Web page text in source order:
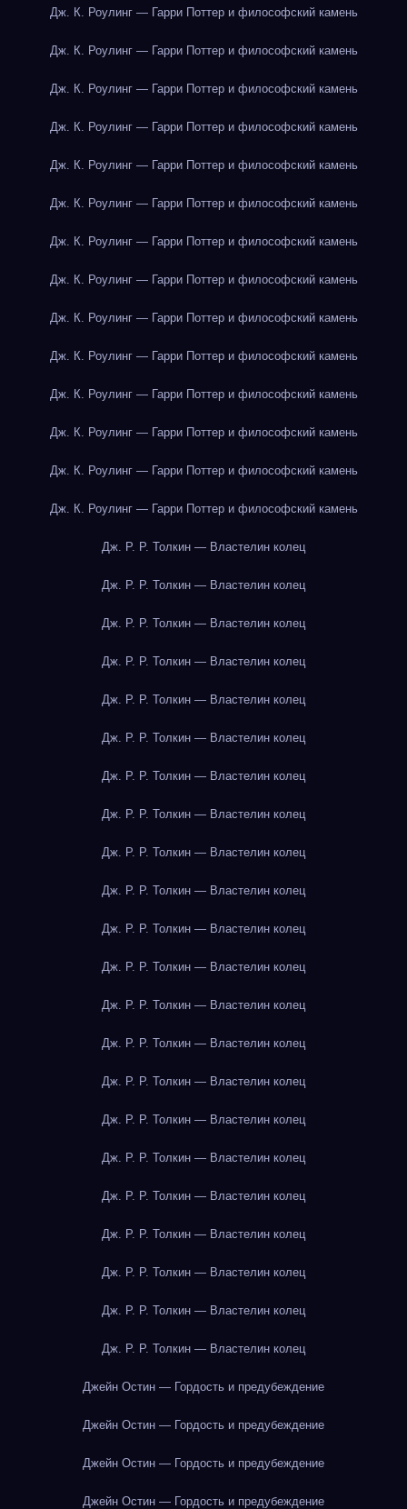
Дж. К. Роулинг — Гарри Поттер и философский камень
Дж. К. Роулинг — Гарри Поттер и философский камень
Дж. К. Роулинг — Гарри Поттер и философский камень
Дж. К. Роулинг — Гарри Поттер и философский камень
Дж. К. Роулинг — Гарри Поттер и философский камень
Дж. К. Роулинг — Гарри Поттер и философский камень
Дж. К. Роулинг — Гарри Поттер и философский камень
Дж. К. Роулинг — Гарри Поттер и философский камень
Дж. К. Роулинг — Гарри Поттер и философский камень
Дж. К. Роулинг — Гарри Поттер и философский камень
Дж. К. Роулинг — Гарри Поттер и философский камень
Дж. К. Роулинг — Гарри Поттер и философский камень
Дж. К. Роулинг — Гарри Поттер и философский камень
Дж. К. Роулинг — Гарри Поттер и философский камень
Дж. Р. Р. Толкин — Властелин колец
Дж. Р. Р. Толкин — Властелин колец
Дж. Р. Р. Толкин — Властелин колец
Дж. Р. Р. Толкин — Властелин колец
Дж. Р. Р. Толкин — Властелин колец
Дж. Р. Р. Толкин — Властелин колец
Дж. Р. Р. Толкин — Властелин колец
Дж. Р. Р. Толкин — Властелин колец
Дж. Р. Р. Толкин — Властелин колец
Дж. Р. Р. Толкин — Властелин колец
Дж. Р. Р. Толкин — Властелин колец
Дж. Р. Р. Толкин — Властелин колец
Дж. Р. Р. Толкин — Властелин колец
Дж. Р. Р. Толкин — Властелин колец
Дж. Р. Р. Толкин — Властелин колец
Дж. Р. Р. Толкин — Властелин колец
Дж. Р. Р. Толкин — Властелин колец
Дж. Р. Р. Толкин — Властелин колец
Дж. Р. Р. Толкин — Властелин колец
Дж. Р. Р. Толкин — Властелин колец
Дж. Р. Р. Толкин — Властелин колец
Дж. Р. Р. Толкин — Властелин колец
Джейн Остин — Гордость и предубеждение
Джейн Остин — Гордость и предубеждение
Джейн Остин — Гордость и предубеждение
Джейн Остин — Гордость и предубеждение